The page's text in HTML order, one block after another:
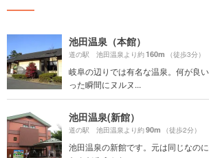
池田温泉（本館）
道の駅 池田温泉より約160m （徒歩3分）
岐阜の辺りでは有名な温泉。何が良
った瞬間にヌルヌ...
池田温泉(新館）
道の駅 池田温泉より約90m （徒歩2分）
池田温泉の新館です。元は同じなの